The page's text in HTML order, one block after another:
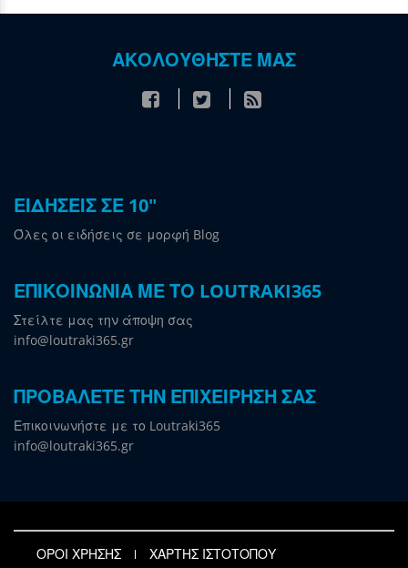
ΑΚΟΛΟΥΘΗΣΤΕ ΜΑΣ
ΕΙΔΗΣΕΙΣ ΣΕ 10"
Όλες οι ειδήσεις σε μορφή Blog
ΕΠΙΚΟΙΝΩΝΙΑ ΜΕ ΤΟ LOUTRAKI365
Στείλτε μας την άποψη σας
info@loutraki365.gr
ΠΡΟΒΑΛΕΤΕ ΤΗΝ ΕΠΙΧΕΙΡΗΣΗ ΣΑΣ
Επικοινωνήστε με το Loutraki365
info@loutraki365.gr
ΟΡΟΙ ΧΡΗΣΗΣ
ΧΑΡΤΗΣ ΙΣΤΟΤΟΠΟΥ